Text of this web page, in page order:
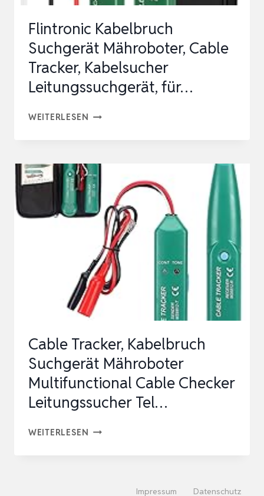
Flintronic Kabelbruch
Suchgerät Mähroboter, Cable
Tracker, Kabelsucher
Leitungssuchgerät, für…
WEITERLESEN FLINTRONIC
MÄHROBOTER,
CABLE
TRACKER,
KABELSUCHER
LEITUNGSSUCHGERÄT,
FÜR…
Cable Tracker, Kabelbruch
Suchgerät Mähroboter
Multifunctional Cable Checker
Leitungssucher Tel…
WEITERLESEN CABLE
Impressum Datenschutz